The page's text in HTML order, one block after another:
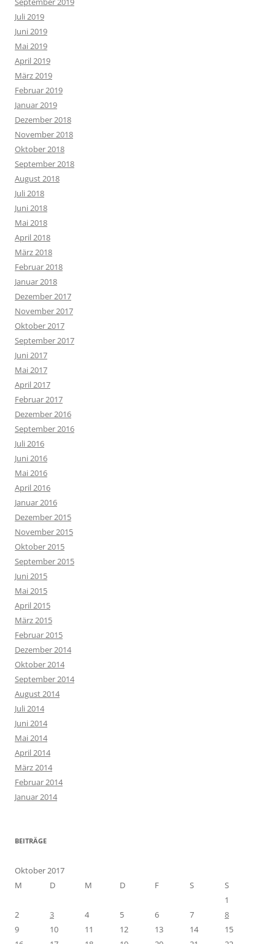
Juli 2019
Juni 2019
Mai 2019
April 2019
März 2019
Februar 2019
Januar 2019
Dezember 2018
November 2018
Oktober 2018
September 2018
August 2018
Juli 2018
Juni 2018
Mai 2018
April 2018
März 2018
Februar 2018
Januar 2018
Dezember 2017
November 2017
Oktober 2017
September 2017
Juni 2017
Mai 2017
April 2017
Februar 2017
Dezember 2016
September 2016
Juli 2016
Juni 2016
Mai 2016
April 2016
Januar 2016
Dezember 2015
November 2015
Oktober 2015
September 2015
Juni 2015
Mai 2015
April 2015
März 2015
Februar 2015
Dezember 2014
Oktober 2014
September 2014
August 2014
Juli 2014
Juni 2014
Mai 2014
April 2014
März 2014
Februar 2014
Januar 2014
BEITRÄGE
Oktober 2017
M
D M D F S
S
1
2
3 4 5 6 7
8
9
10 11 12 13 14
15